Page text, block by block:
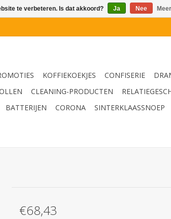
KOFFIEKOEKJES CONFISERIE
CLEANING-PRODUCTEN
BATTERIJEN CORONA SINTERKLAASSNOEP
€68,43
te verbeteren. Is dat akkoord? Ja Nee